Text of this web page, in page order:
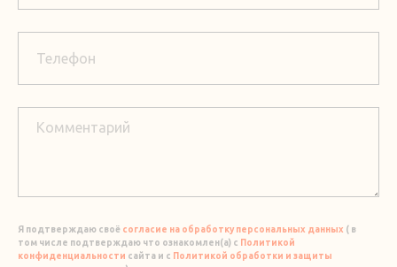
Я подтверждаю своё согласие на обработку персональных данных ( в
том числе подтверждаю что ознакомлен(а) с Политикой
конфиденциальности сайта и с Политикой обработки и защиты